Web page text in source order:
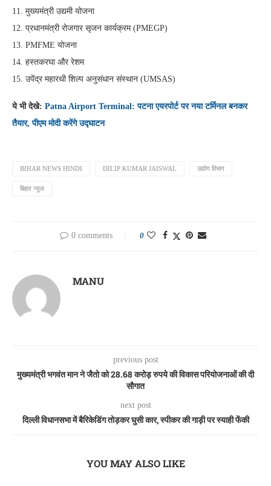
11. मुख्यमंत्री उद्यमी योजना
12. प्रधानमंत्री रोजगार सृजन कार्यक्रम (PMEGP)
13. PMFME योजना
14. हस्तकरघा और रेशम
15. उपेंद्र महारथी शिल्प अनुसंधान संस्थान (UMSAS)
ये भी देखे: Patna Airport Terminal: पटना एयरपोर्ट पर नया टर्मिनल बनकर
तैयार, पीएम मोदी करेंगे उद्घाटन
BIHAR NEWS HINDI DILIP KUMAR JAISWAL उद्योग विभाग
बिहार न्यूज
0 comments 0
MANU
previous post
मुख्यमंत्री भगवंत मान ने जैतो को 28.68 करोड़ रुपये की विकास परियोजनाओं की दी
सौगात
next post
दिल्ली विधानसभा में बैरिकेडिंग तोड़कर घुसी कार, स्पीकर की गाड़ी पर स्याही फेंकी
YOU MAY ALSO LIKE